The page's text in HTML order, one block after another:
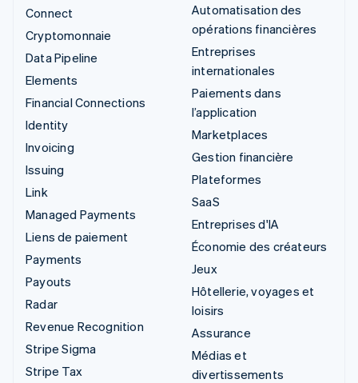
Connect
Cryptomonnaie
Data Pipeline
Elements
Financial Connections
Identity
Invoicing
Issuing
Link
Managed Payments
Liens de paiement
Payments
Payouts
Radar
Revenue Recognition
Stripe Sigma
Stripe Tax
Automatisation des
opérations financières
Entreprises
internationales
Paiements dans
l’application
Marketplaces
Gestion financière
Plateformes
SaaS
Entreprises d'IA
Économie des créateurs
Jeux
Hôtellerie, voyages et
loisirs
Assurance
Médias et
divertissements